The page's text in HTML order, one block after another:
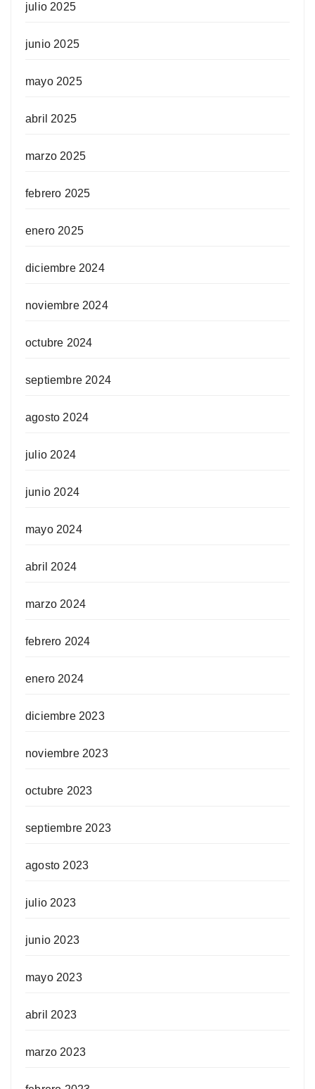
julio 2025
junio 2025
mayo 2025
abril 2025
marzo 2025
febrero 2025
enero 2025
diciembre 2024
noviembre 2024
octubre 2024
septiembre 2024
agosto 2024
julio 2024
junio 2024
mayo 2024
abril 2024
marzo 2024
febrero 2024
enero 2024
diciembre 2023
noviembre 2023
octubre 2023
septiembre 2023
agosto 2023
julio 2023
junio 2023
mayo 2023
abril 2023
marzo 2023